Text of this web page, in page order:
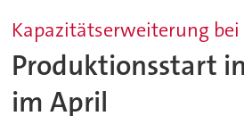
Kapazitätserweiterung bei
Produktionsstart
im April